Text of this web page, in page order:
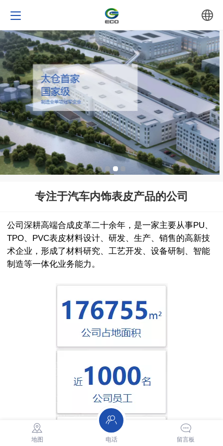
中文
English
专注于汽车内饰表皮产品的公司
公司深耕高端合成皮革二十余年，是一家主要从事PU、
TPO、PVC表皮材料设计、研发、生产、销售的高新技
术企业，形成了材料研究、工艺开发、设备研制、智能
制造等一体化业务能力。
地图 电话 留言板